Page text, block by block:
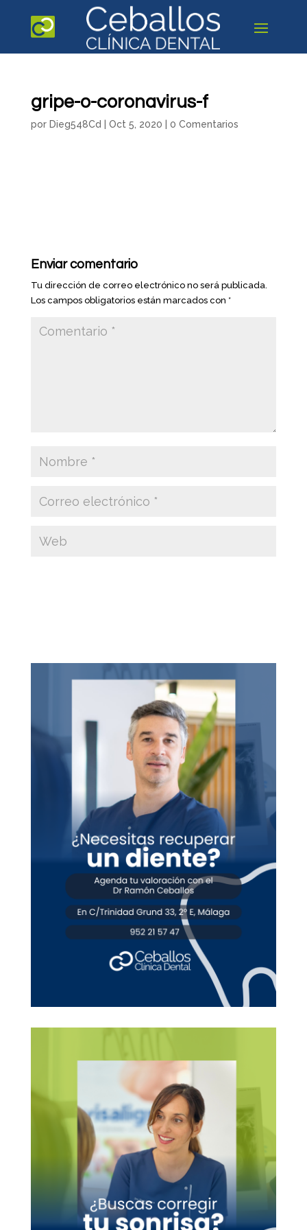
gripe-o-coronavirus-f
por Dieg548Cd Oct 5, 2020 0 Comentarios
Enviar comentario
Tu dirección de correo electrónico no será publicada.
Los campos obligatorios están marcados con *